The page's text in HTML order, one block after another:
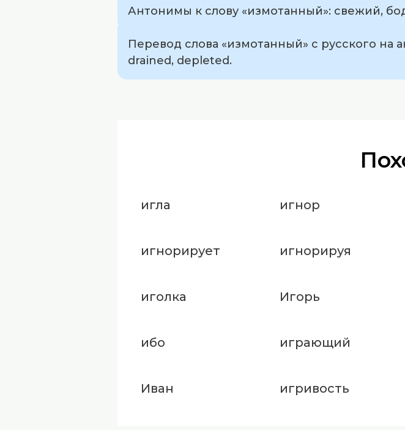
Антонимы к слову «измотанный»: свежий,
Перевод слова «измотанный» с русского на
drained, depleted.
игла игнор
игнорирует игнорируя
иголка Игорь
ибо играющий
Иван игривость